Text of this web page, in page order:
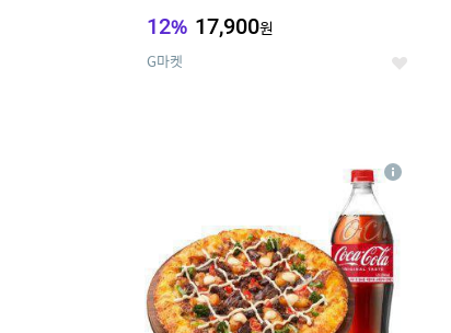
12% 17,900원
G마켓 좋
상